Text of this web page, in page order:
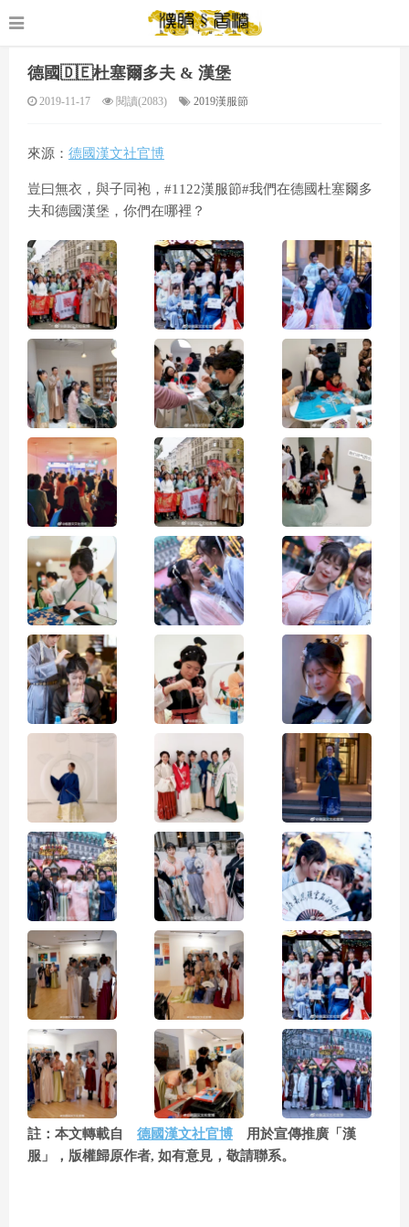
德國🇩🇪杜塞爾多夫 & 漢堡
2019-11-17 閱讀(2083) 2019漢服節
來源： 德國漢文社官博
豈曰無衣，與子同袍，#1122漢服節#我們在德國杜塞爾多
夫和德國漢堡，你們在哪裡？
註：本文轉載自 德國漢文社官博 用於宣傳推廣「漢
服」，版權歸原作者, 如有意見，敬請聯系。